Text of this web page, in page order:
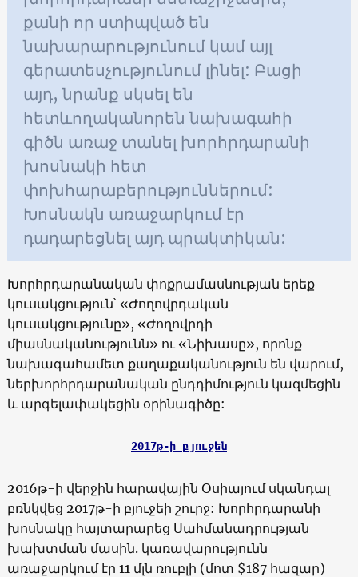
քանի որ ստիպված են
նախարարությունում կամ այլ
գերատեսչությունում լինել: Բացի
այդ, նրանք սկսել են
հետևողականորեն նախագահի
գիծն առաջ տանել խորհրդարանի
խոսնակի հետ
փոխհարաբերություններում:
Խոսնակն առաջարկում էր
դադարեցնել այդ պրակտիկան:
Խորհրդարանական փոքրամասնության երեք
կուսակցություն՝ «Ժողովրդական
կուսակցությունը», «Ժողովրդի
միասնականությունն» ու «Նիխասը», որոնք
նախագահամետ քաղաքականություն են վարում,
ներխորհրդարանական ընդդիմություն կազմեցին
և արգելափակեցին օրինագիծը:
2017թ-ի բյուջեն
2016թ-ի վերջին հարավային Օսիայում սկանդալ
բռնկվեց 2017թ-ի բյուջեի շուրջ: Խորհրդարանի
խոսնակը հայտարարեց Սահմանադրության
խախտման մասին. կառավարությունն
առաջարկում էր 11 մլն ռուբլի (մոտ $187 հազար)